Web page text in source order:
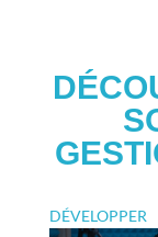
DÉVELOPPER